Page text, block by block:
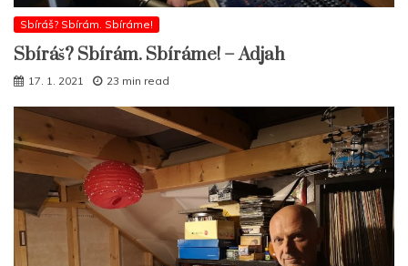
Sbíráš? Sbírám. Sbíráme!
Sbíráš? Sbírám. Sbíráme! – Adjah
17. 1. 2021 23 min read